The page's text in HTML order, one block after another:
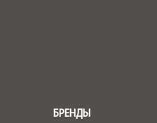
БРЕНДЫ